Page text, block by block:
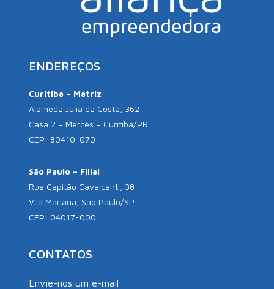
ENDEREÇOS
Curitiba – Matriz
Alameda Júlia da Costa, 362
Casa 2 – Mercês – Curitiba/PR
CEP: 80410-070
São Paulo – Filial
Rua Capitão Cavalcanti, 38
Vila Mariana, São Paulo/SP
CEP: 04017-000
CONTATOS
Envie-nos um e-mail